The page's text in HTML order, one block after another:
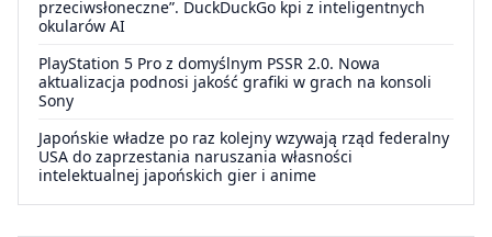
przeciwsłoneczne”. DuckDuckGo kpi z inteligentnych
okularów AI
PlayStation 5 Pro z domyślnym PSSR 2.0. Nowa
aktualizacja podnosi jakość grafiki w grach na konsoli
Sony
Japońskie władze po raz kolejny wzywają rząd federalny
USA do zaprzestania naruszania własności
intelektualnej japońskich gier i anime